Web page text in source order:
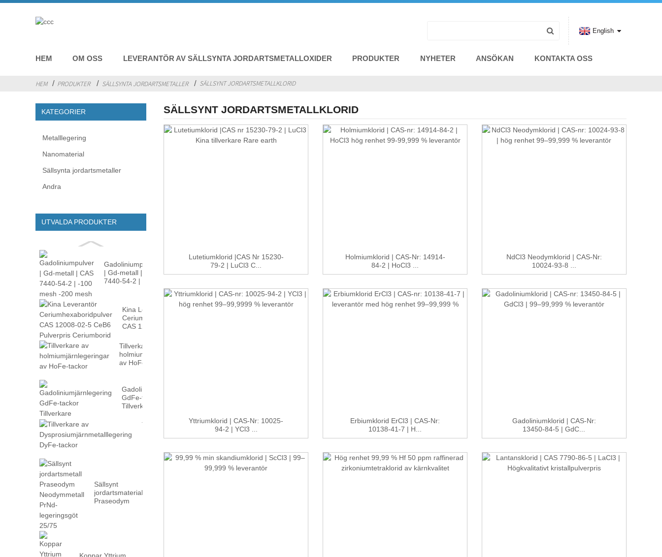
HEM OM OSS LEVERANTÖR AV SÄLLSYNTA JORDARTSMETALLOXIDER PRODUKTER NYHETER ANSÖKAN KONTAKTA OSS
English
HEM PRODUKTER SÄLLSYNTA JORDARTSMETALLER SÄLLSYNT JORDARTSMETALLKLORID
KATEGORIER
Metalllegering
Nanomaterial
Sällsynta jordartsmetaller
Andra
UTVALDA PRODUKTER
Gadoliniumpulver
| Gd-metall | CAS
7440-54-2 |
Kina Leverantör
Ceriumhexaboridpulver
CAS 12008-02...
Tillverkare av
holmiumjärnlegeringar
av HoFe-tackor
Gadoliniumjärnlegering
GdFe-tackor
Tillverkare
Tillverkare av
Dysprosiumjärnmetalllegering
DyFe-tackor
Sällsynt
jordartsmaterial
Praseodym
Koppar Yttrium
SÄLLSYNT JORDARTSMETALLKLORID
Lutetiumklorid |CAS Nr 15230-
79-2 | LuCl3 C...
Holmiumklorid | CAS-Nr: 14914-
84-2 | HoCl3 ...
NdCl3 Neodymklorid | CAS-Nr:
10024-93-8 ...
Yttriumklorid | CAS-Nr: 10025-
94-2 | YCl3 ...
Erbiumklorid ErCl3 | CAS-Nr:
10138-41-7 | H...
Gadoliniumklorid | CAS-Nr:
13450-84-5 | GdC...